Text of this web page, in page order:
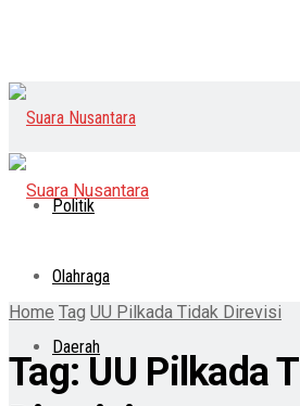
Politik
Olahraga
Daerah
Home Tag UU Pilkada Tidak Direvisi
Tag: UU Pilkada